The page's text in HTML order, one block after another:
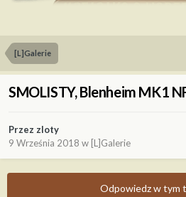
[L]Galerie
SMOLISTY, Blenheim MK1
Przez zloty
9 Września 2018 w [L]Galerie
Odpowiedz w tym